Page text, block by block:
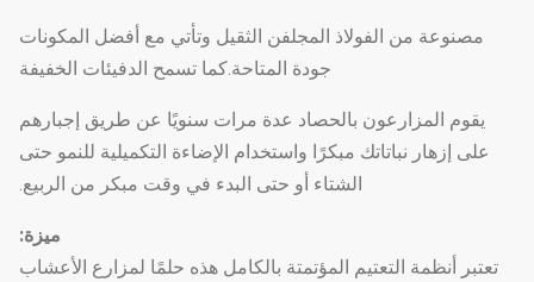
مصنوعة من الفولاذ المجلفن الثقيل وتأتي مع أفضل المكونات
جودة المتاحة.كما تسمح الدفيئات الخفيفة
يقوم المزارعون بالحصاد عدة مرات سنويًا عن طريق إجبارهم
على إزهار نباتاتك مبكرًا واستخدام الإضاءة التكميلية للنمو حتى
الشتاء أو حتى البدء في وقت مبكر من الربيع.
ميزة:
تعتبر أنظمة التعتيم المؤتمتة بالكامل هذه حلمًا لمزارع الأعشاب